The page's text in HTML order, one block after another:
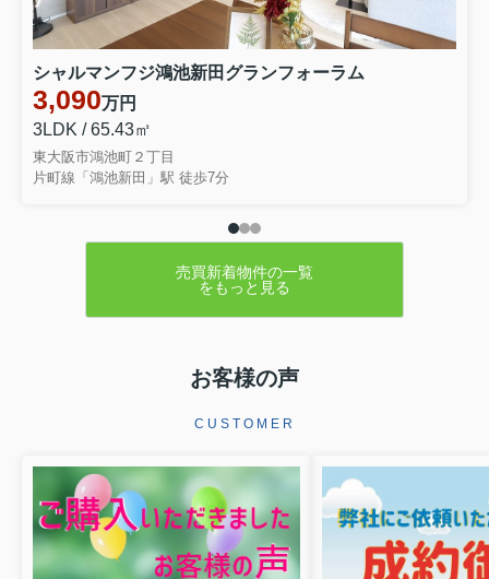
2026.06.28
☆★☆成約御礼☆★☆
東大阪市大蓮南４丁目 中古一戸建を
足いただけるよう引きつづきしっ...
シャルマンフジ鴻池新田グランフォーラム
3,090万円
3LDK / 65.43㎡
東大阪市鴻池町２丁目
片町線「鴻池新田」駅 徒歩7分
売買新着物件の一覧
をもっと見る
お客様の声
CUSTOMER